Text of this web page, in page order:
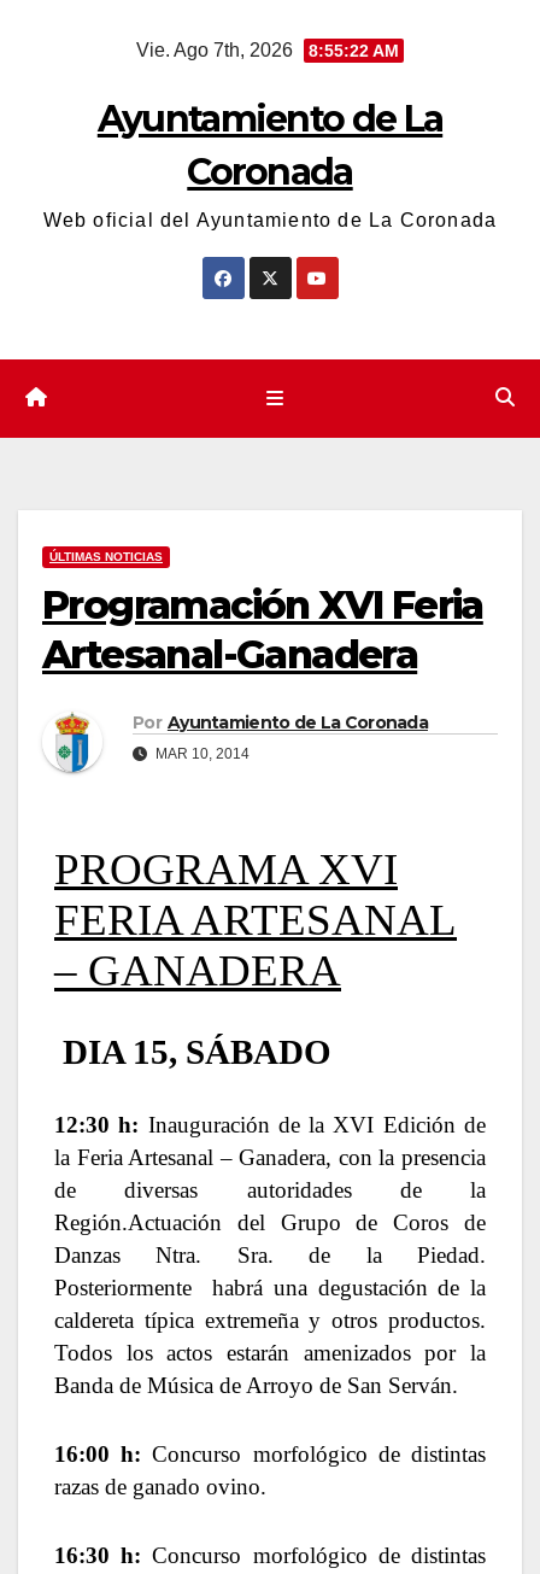
Vie. Ago 7th, 2026 8:55:23 AM
Ayuntamiento de La
Coronada
Web oficial del Ayuntamiento de La Coronada
ÚLTIMAS NOTICIAS
Programación XVI Feria
Artesanal-Ganadera
Por Ayuntamiento de La Coronada
MAR 10, 2014
PROGRAMA XVI
FERIAARTESANAL
– GANADERA
DIA 15, SÁBADO
12:30 h: Inauguración de la XVI Edición de
la Feria Artesanal – Ganadera, con la presencia
de diversas autoridades de la
Región.Actuación del Grupo de Coros de
Danzas Ntra. Sra. de la Piedad.
Posteriormente
habrá una degustación de la
caldereta típica extremeña y otros productos.
Todos los actos estarán amenizados por la
Banda de Música de Arroyo de San Serván.
16:00 h: Concurso morfológico de distintas
razas de ganado ovino.
16:30 h: Concurso morfológico de distintas